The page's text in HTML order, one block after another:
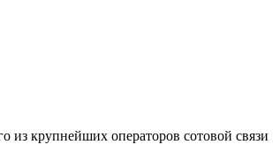
крупнейших операторов сотовой связи